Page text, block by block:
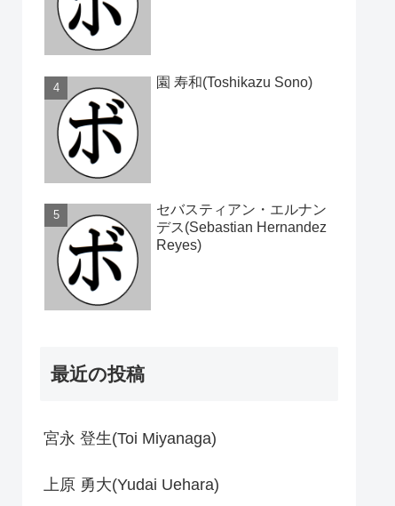
園 寿和(Toshikazu Sono)
セバスティアン・エルナン
デス(Sebastian Hernandez
Reyes)
最近の投稿
宮永 登生(Toi Miyanaga)
上原 勇大(Yudai Uehara)